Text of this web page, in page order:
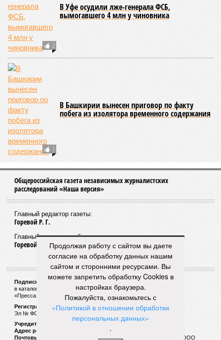
2
В Уфе осудили лже-генерала ФСБ,
вымогавшего 4 млн у чиновника
1
В Башкирии вынесен приговор по факту
побега из изолятора временного содержания
Общероссийская газета независимых журналистских
расследований «Наша версия»
Главный редактор газеты:
Горевой Р. Г.
Главный редактор сайта:
Горевой Р. Г.
Подписной индекс газеты «Наша версия»:
в каталоге «Почта России» —99266
«Пресса России» (зелёный) —41522
Регистрационный номер Роскомнадзора
Эл № ФС77-53847 от 26.04.2013.
Учредитель ООО «Версия»
Адрес редакции:
123100, Россия, Москва, улица 1905 года, 7с1
Почтовый адрес редакции:
123022, Россия, Москва, а/я 29. для ООО
Продолжая работу с сайтом вы даете
согласие на обработку данных нашим
сайтом и сторонними ресурсами. Вы
можете запретить обработку Cookies в
настройках браузера.
Пожалуйста, ознакомьтесь с
«Политикой в отношении обработки
персональных данных»
.